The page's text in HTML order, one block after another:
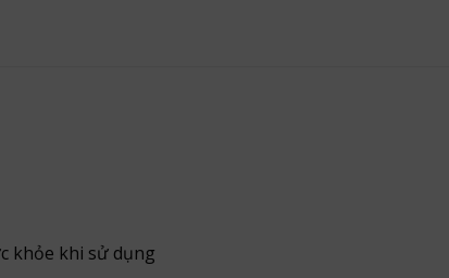
khỏe khi sử dụng